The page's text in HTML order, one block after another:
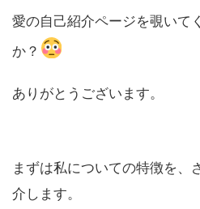
愛の自己紹介ページを覗い
か？
ありがとうございます。
まずは私についての特徴を、
介します。